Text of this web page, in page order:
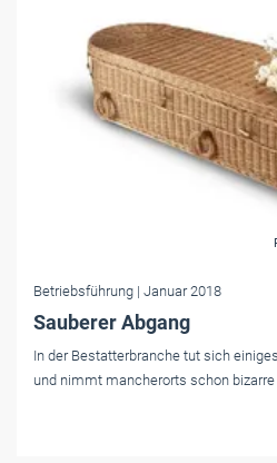
Betriebsführung | Januar 2018
Sauberer Abgang
In der Bestatterbranche tut sich
und nimmt mancherorts schon bizarre